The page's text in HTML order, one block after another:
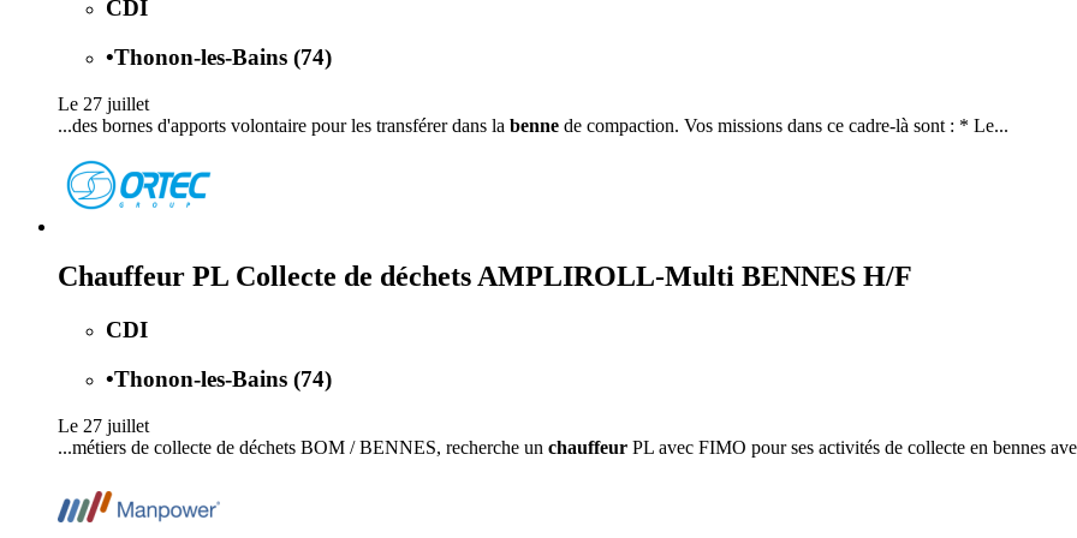
CDI
•Thonon-les-Bains (74)
Le 27 juillet
...des bornes d'apports volontaire pour les transférer dans la benne de compaction. Vos missions dans ce cadre-là sont : * Le...
Chauffeur PL Collecte de déchets AMPLIROLL-Multi BENNES H/F
CDI
•Thonon-les-Bains (74)
Le 27 juillet
...métiers de collecte de déchets BOM / BENNES, recherche un chauffeur PL avec FIMO pour ses activités de collecte en bennes